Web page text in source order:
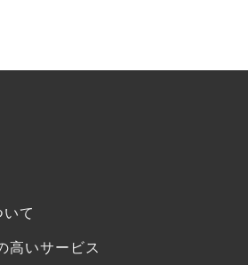
て
高いサービス